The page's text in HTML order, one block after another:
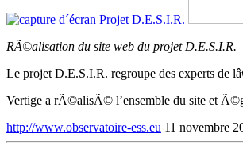
RÃ©alisation du site web du projet D.E.S.I.R.
Le projet D.E.S.I.R. regroupe des experts de
Vertige a rÃ©alisÃ© l’ensemble du site et
http://www.observatoire-ess.eu 11 novembre